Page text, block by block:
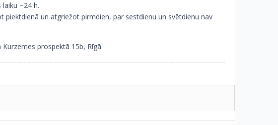
~24 h.
piektdienā un atgriežot pirmdien, par sestdienu un svētdienu nav
prospektā 15b, Rīgā